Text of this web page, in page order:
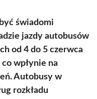
świadomi
jazdy autobusów
od 4 do 5 czerwca
wpłynie na
Autobusy w
rozkładu